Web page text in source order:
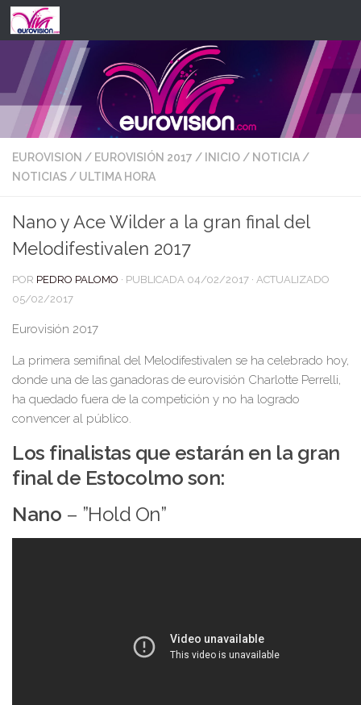
Saltar al contenido
EUROVISION / EUROVISIÓN 2017 / INICIO/ NOTICIA/
NOTICIAS/ ULTIMA HORA
Nano y Ace Wilder a la gran final del
Melodifestivalen 2017
POR PEDRO PALOMO · PUBLICADA 04/02/2017 · ACTUALIZADO
05/02/2017
Eurovisión 2017
La primera semifinal del Melodifestivalen se ha celebrado hoy,
donde una de las ganadoras de eurovisión Charlotte Perrelli,
ha quedado fuera de la competición y no ha logrado
convencer al público.
Los finalistas que estarán en la gran
final de Estocolmo son:
Nano – ”Hold On”